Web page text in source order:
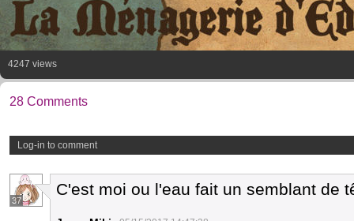
4247 views
28 Comments
Log-in to comment
37
C'est moi ou l'eau fait un semblant de